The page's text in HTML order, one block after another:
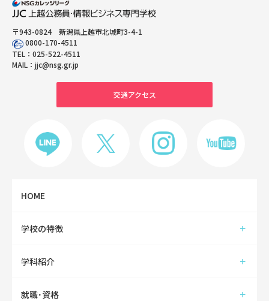
〒943-0824 新潟県上越市北城町3-4-1
0800-170-4511
TEL： 025-522-4511
MAIL： jjc@nsg.gr.jp
交通アクセス
HOME
学校の特徴
学科紹介
就職･資格